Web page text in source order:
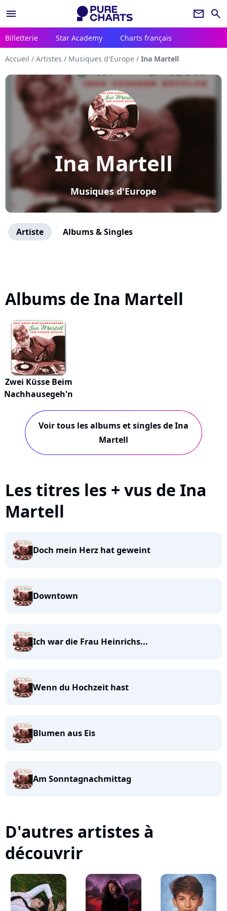
menu newsletter search
Billetterie Star Academy Charts français
Accueil / Artistes / Musiques d'Europe / Ina Martell
Ina Martell
Musiques d'Europe
Artiste Albums & Singles
Albums de Ina Martell
Zwei Küsse Beim
Nachhausegeh'n
Voir tous les albums et singles de Ina
Martell
Les titres les + vus de Ina
Martell
Doch mein Herz hat geweint
Downtown
Ich war die Frau Heinrichs...
Wenn du Hochzeit hast
Blumen aus Eis
Am Sonntagnachmittag
D'autres artistes à
découvrir